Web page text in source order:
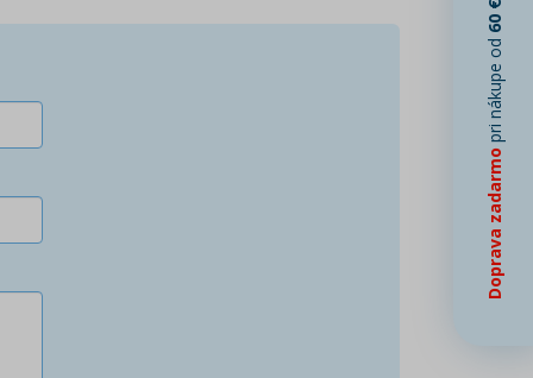
Doprava zadarmo
pri nákupe od
60 €